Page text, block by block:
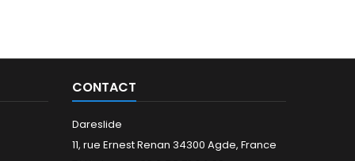
CONTACT
Dareslide
11, rue Ernest Renan 34300 Agde, France